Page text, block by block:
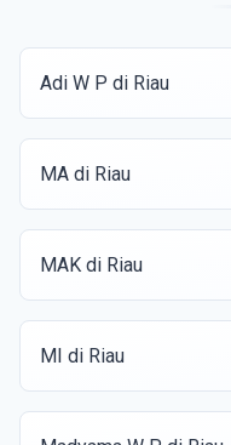
Adi W P di Riau
MA di Riau
MAK di Riau
MI di Riau